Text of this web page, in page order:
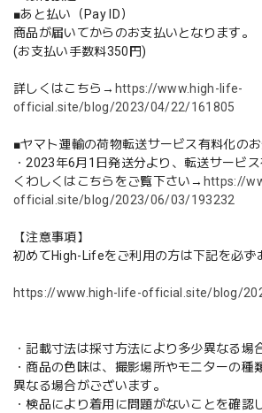
■あと払い（Pay ID）
商品が届いてからのお支払いとなります。
(お支払い手数料350円)
詳しくはこちら→ https://www.high-life-
official.site/blog/2023/04/22/161805
■ヤマト運輸の荷物転送サービス有料化の
・2023年6月1日発送分より、転送サービス
くわしくはこちらをご覧下さい→ https://
official.site/blog/2023/06/03/193232
【注意事項】
初めてHigh-Lifeをご利用の方は下記を必ず
https://www.high-life-official.site/blog/
・記載寸法は採寸方法により多少異なる場
・商品の色味は、撮影場所やモニターの種
異なる場合がございます。
・検品により着用に問題がないことを確認